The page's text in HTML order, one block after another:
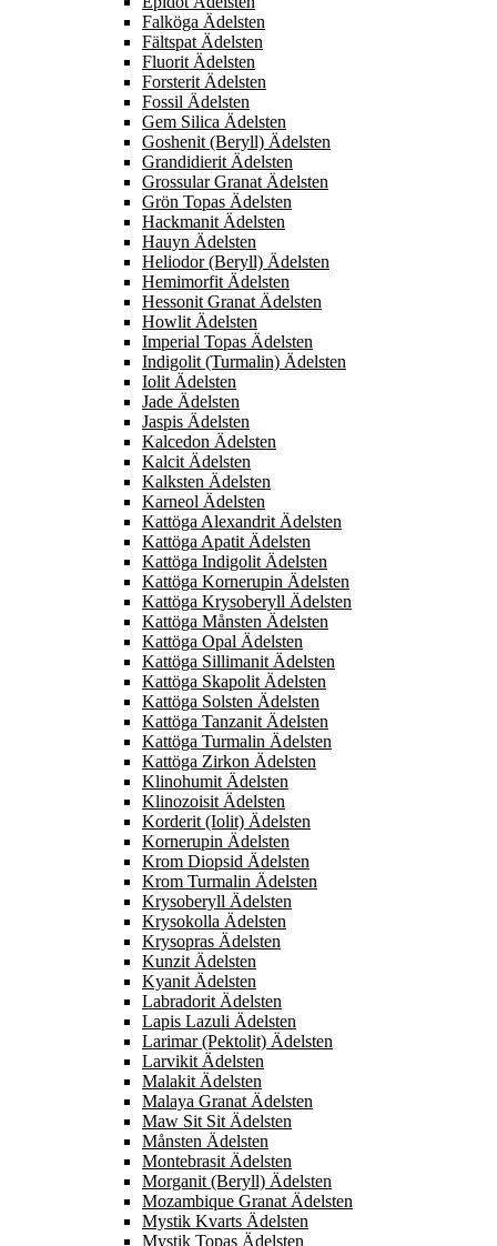
Falköga Ädelsten
Fältspat Ädelsten
Fluorit Ädelsten
Forsterit Ädelsten
Fossil Ädelsten
Gem Silica Ädelsten
Goshenit (Beryll) Ädelsten
Grandidierit Ädelsten
Grossular Granat Ädelsten
Grön Topas Ädelsten
Hackmanit Ädelsten
Hauyn Ädelsten
Heliodor (Beryll) Ädelsten
Hemimorfit Ädelsten
Hessonit Granat Ädelsten
Howlit Ädelsten
Imperial Topas Ädelsten
Indigolit (Turmalin) Ädelsten
Iolit Ädelsten
Jade Ädelsten
Jaspis Ädelsten
Kalcedon Ädelsten
Kalcit Ädelsten
Kalksten Ädelsten
Karneol Ädelsten
Kattöga Alexandrit Ädelsten
Kattöga Apatit Ädelsten
Kattöga Indigolit Ädelsten
Kattöga Kornerupin Ädelsten
Kattöga Krysoberyll Ädelsten
Kattöga Månsten Ädelsten
Kattöga Opal Ädelsten
Kattöga Sillimanit Ädelsten
Kattöga Skapolit Ädelsten
Kattöga Solsten Ädelsten
Kattöga Tanzanit Ädelsten
Kattöga Turmalin Ädelsten
Kattöga Zirkon Ädelsten
Klinohumit Ädelsten
Klinozoisit Ädelsten
Korderit (Iolit) Ädelsten
Kornerupin Ädelsten
Krom Diopsid Ädelsten
Krom Turmalin Ädelsten
Krysoberyll Ädelsten
Krysokolla Ädelsten
Krysopras Ädelsten
Kunzit Ädelsten
Kyanit Ädelsten
Labradorit Ädelsten
Lapis Lazuli Ädelsten
Larimar (Pektolit) Ädelsten
Larvikit Ädelsten
Malakit Ädelsten
Malaya Granat Ädelsten
Maw Sit Sit Ädelsten
Månsten Ädelsten
Montebrasit Ädelsten
Morganit (Beryll) Ädelsten
Mozambique Granat Ädelsten
Mystik Kvarts Ädelsten
Mystik Topas Ädelsten